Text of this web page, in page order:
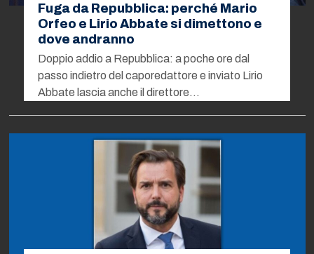
Fuga da Repubblica: perché Mario
Orfeo e Lirio Abbate si dimettono e
dove andranno
Doppio addio a Repubblica: a poche ore dal
passo indietro del caporedattore e inviato Lirio
Abbate lascia anche il direttore…